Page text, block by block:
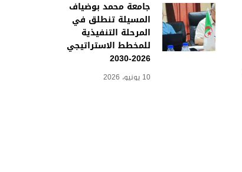
جامعة محمد بوضياف
المسيلة تنطلق في
المرحلة التنفيذية
للمخطط الاستراتيجي
2026-2030
10 يونيو، 2026